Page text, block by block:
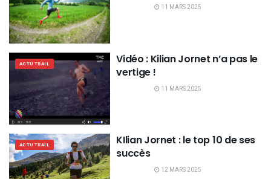
11 MARS 2025
ACTU TRAIL
Vidéo : Kilian Jornet n’a pas le
vertige !
11 MARS 2025
ACTU TRAIL
KIlian Jornet : le top 10 de ses
succès
12 MARS 2025